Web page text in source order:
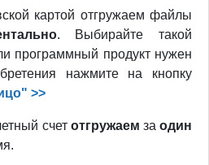
картой отгружаем файлы
. Выбирайте такой
программный продукт нужен
нажмите на кнопку
>>
счет отгружаем заодин